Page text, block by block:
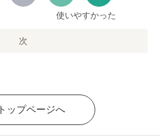
使いやすかった
次
トップページへ